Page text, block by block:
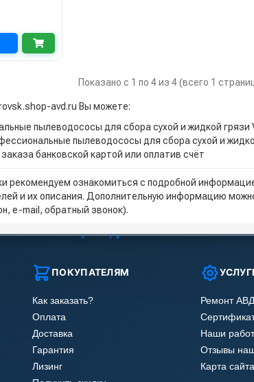
Показано с 1 по 4 из 4 (всего 1
avd.ru Вы можете:
пылеводососы для сбора сухой и жидкой
пылеводососы для сбора сухой и
банковской картой или оплатив счёт
рекомендуем ознакомиться с подробной
и их описания. Дополнительную информацию
e-mail, обратный звонок).
ПОКУПАТЕЛЯМ
Как заказать?
Оплата
Доставка
Гарантия
Лизинг
Ремонт АВД
Наши
Отзывы
Карта сайта